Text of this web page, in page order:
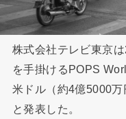
株式会社テレビ東京
を手掛けるPOPS
米ドル（約4億5000
と発表した。